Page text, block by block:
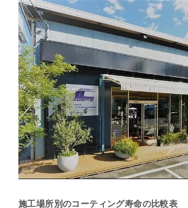
施工場所別のコーティング寿命の比較表